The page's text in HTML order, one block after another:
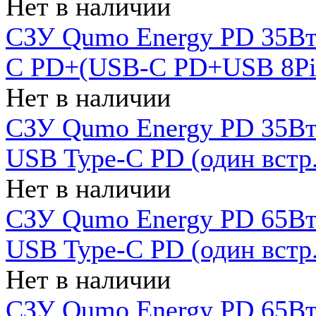
Нет в наличии
СЗУ Qumo Energy PD
C PD+(USB-C PD+USB
Нет в наличии
СЗУ Qumo Energy PD
USB Type-C PD (один
Нет в наличии
СЗУ Qumo Energy PD
USB Type-C PD (один
Нет в наличии
СЗУ Qumo Energy PD